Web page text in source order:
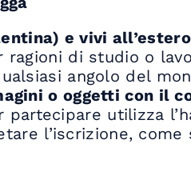
e vivi
di studio o
angolo del
o oggetti con il
partecipare utilizza
l’iscrizione, come